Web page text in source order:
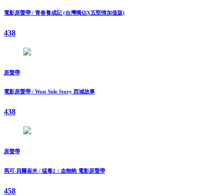
電影原聲帶 / 青春養成記 (台灣獨佔X五堅情加值版)
438
原聲帶
電影原聲帶 / West Side Story 西城故事
438
原聲帶
馬可‧貝爾崔米 / 猛毒2：血蜘蛛 電影原聲帶
458